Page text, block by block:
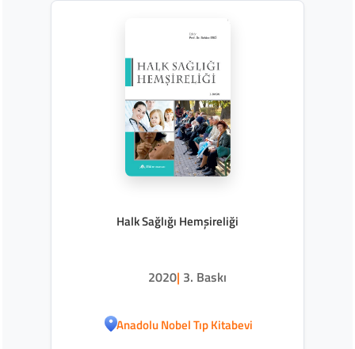
Halk Sağlığı Hemşireliği
2020| 3. Baskı
Anadolu Nobel Tıp Kitabevi